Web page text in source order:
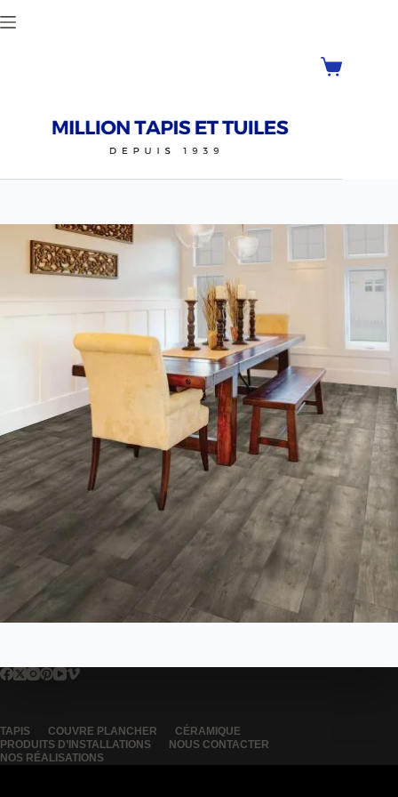
TAPIS COUVRE PLANCHER
CÉRAMIQUE
PRODUITS D’INSTALLATIONS
NOUS CONTACTER
NOS RÉALISATIONS